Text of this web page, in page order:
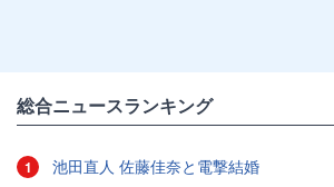
総合ニュースランキング
1 池田直人 佐藤佳奈と電撃結婚